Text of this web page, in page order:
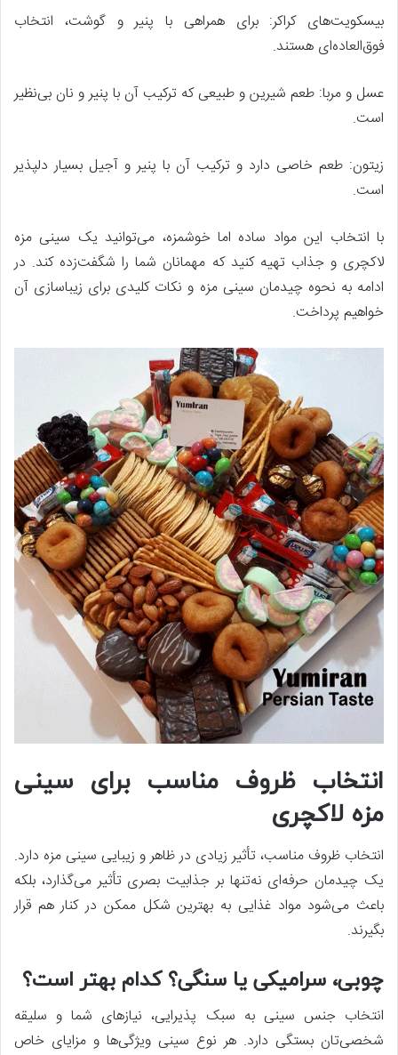
بیسکویت‌های کراکر: برای همراهی با پنیر و گوشت، انتخاب
فوق‌العاده‌ای هستند.
عسل و مربا: طعم شیرین و طبیعی که ترکیب آن با پنیر و نان بی‌نظیر
است.
زیتون: طعم خاصی دارد و ترکیب آن با پنیر و آجیل بسیار دلپذیر
است.
با انتخاب این مواد ساده اما خوشمزه، می‌توانید یک سینی مزه
لاکچری و جذاب تهیه کنید که مهمانان شما را شگفت‌زده کند. در
ادامه به نحوه چیدمان سینی مزه و نکات کلیدی برای زیباسازی آن
خواهیم پرداخت.
انتخاب ظروف مناسب برای سینی
مزه لاکچری
انتخاب ظروف مناسب، تأثیر زیادی در ظاهر و زیبایی سینی مزه دارد.
یک چیدمان حرفه‌ای نه‌تنها بر جذابیت بصری تأثیر می‌گذارد، بلکه
باعث می‌شود مواد غذایی به بهترین شکل ممکن در کنار هم قرار
بگیرند.
چوبی، سرامیکی یا سنگی؟ کدام بهتر است؟
انتخاب جنس سینی به سبک پذیرایی، نیازهای شما و سلیقه
شخصی‌تان بستگی دارد. هر نوع سینی ویژگی‌ها و مزایای خاص